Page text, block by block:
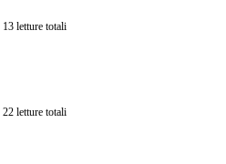
13 letture totali
22 letture totali